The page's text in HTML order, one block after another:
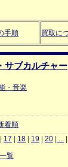
手順 買取に
サブカルチャー
・音楽
着順
17 18 19 20 ...
覧